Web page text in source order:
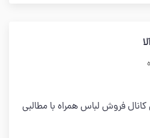
فروش لباس همراه با مطالبی